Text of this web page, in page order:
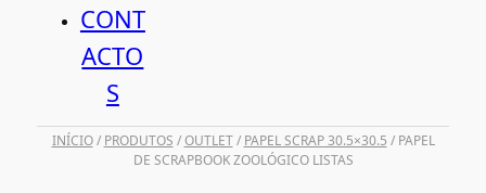
CONT
ACTO
S
INÍCIO/ PRODUTOS /OUTLET/ PAPEL SCRAP 30.5×30.5 / PAPEL
DE SCRAPBOOK ZOOLÓGICO LISTAS